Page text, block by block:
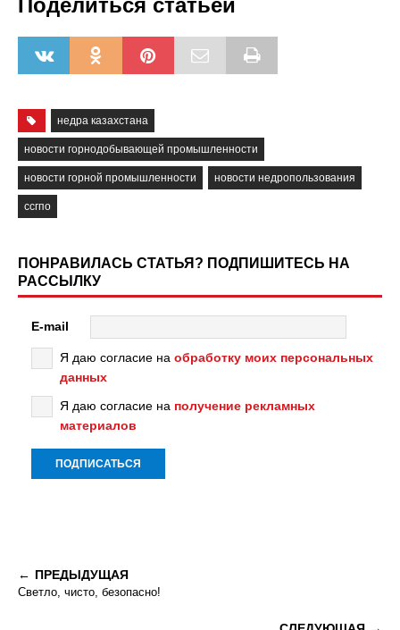
Поделиться статьёй
недра казахстана
новости горнодобывающей промышленности
новости горной промышленности новости недропользования
ссгпо
ПОНРАВИЛАСЬ СТАТЬЯ? ПОДПИШИТЕСЬ НА
РАССЫЛКУ
E-mail
Я даю согласие на обработку моих персональных
данных
Я даю согласие на получение рекламных
материалов
ПРЕДЫДУЩАЯ
Светло, чисто, безопасно!